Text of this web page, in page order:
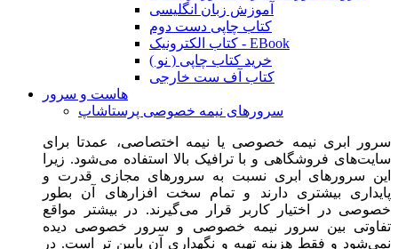
آموزش زبان انگلیسی
کتاب چاپی دست دوم
کتاب الکترونیک - EBook
خرید کتاب چاپی ( نو )
کتاب آف ست خارجی
هاست و سرور
سرورهای نیمه خصوصی پرستاشاپ
سرور ابری نیمه خصوصی یا نیمه اختصاصی، عمدتا برای
سایت‌های فروشگاهی و با ترافیک بالا استفاده می‌شود. زیرا
این سرورهای ابری نسبت به سرورهای مجازی قدرت و
پایداری بیشتری دارند و تمام سخت افزارهای آن بطور
خصوصی در اختیار کاربر قرار می‌گیرند. در بیشتر مواقع
تفاوتی بین سرور نیمه خصوصی و سرور خصوصی دیده
نمی‌شود و فقط هزینه تهیه و نگهداری آن پایین تر است. در